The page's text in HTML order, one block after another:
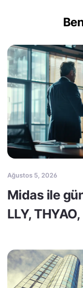
Ağustos 5, 2026
Midas ile
LLY,